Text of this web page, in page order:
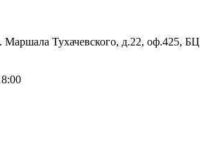
Маршала Тухачевского, д.22, оф.425, БЦ